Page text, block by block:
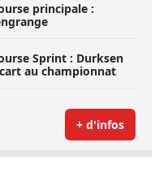
principale :
Sprint : Durksen
au championnat
+ d'infos